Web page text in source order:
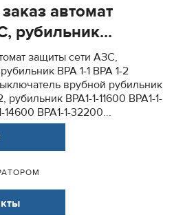
автомат
рубильник...
защиты сети АЗС,
ВРА 1-1 ВРА 1-2
врубной рубильник
рубильник ВРА1-1-11600 ВРА1-1-
14600 ВРА1-1-32200...